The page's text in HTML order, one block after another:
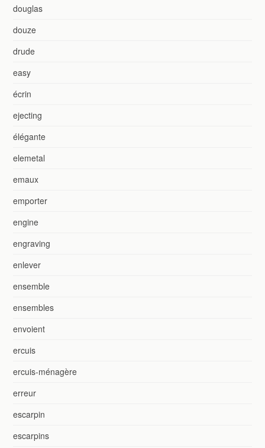
douglas
douze
drude
easy
écrin
ejecting
élégante
elemetal
emaux
emporter
engine
engraving
enlever
ensemble
ensembles
envoient
ercuis
ercuis-ménagère
erreur
escarpin
escarpins